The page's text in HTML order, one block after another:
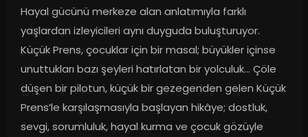
Hayal gücünü merkeze alan anlatımıyla farklı
yaşlardan izleyicileri aynı duyguda buluşturuyor.
Küçük Prens, çocuklar için bir masal; büyükler içinse
unuttukları bazı şeyleri hatırlatan bir yolculuk… Çöle
düşen bir pilotun, küçük bir gezegenden gelen Küçük
Prens’le karşılaşmasıyla başlayan hikâye; dostluk,
sevgi, sorumluluk, hayal kurma ve çocuk gözüyle